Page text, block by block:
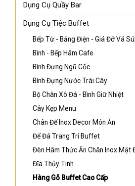
Dụng Cụ Quầy Bar
Dụng Cụ Tiệc Buffet
Bếp Từ - Bảng Điện - Giá Đỡ Vá
Bình - Bếp Hâm Cafe
Bình Đựng Ngũ Cốc
Bình Đựng Nước Trái Cây
Bộ Chân Xô Đá - Bình Giữ Nhiệt
Cây Kẹp Menu
Chân Đế Inox Decor Món Ăn
Đế Đá Trang Trí Buffet
Đèn Hâm Thức Ăn Chân Inox Mặt
Đĩa Thủy Tinh
Hàng Gỗ Buffet Cao Cấp